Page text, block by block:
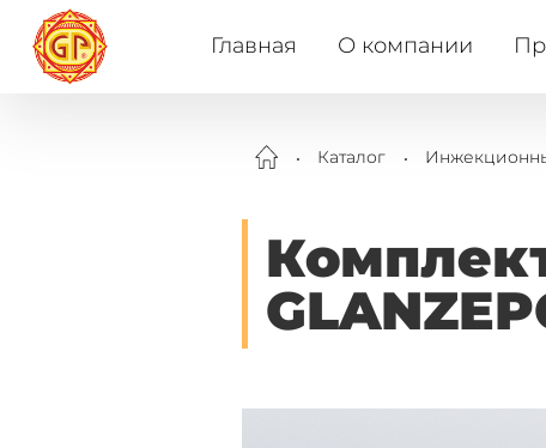
Главная О компании
. Каталог .